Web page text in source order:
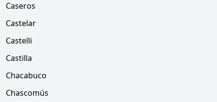
Caseros
Castelar
Castelli
Castilla
Chacabuco
Chascomús